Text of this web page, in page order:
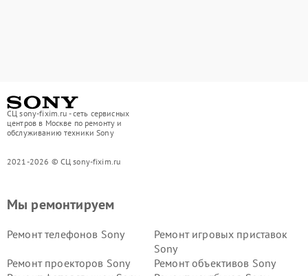
СЦ sony-fixim.ru - сеть сервисных
центров в Москве по ремонту и
обслуживанию техники Sony
2021-2026 © СЦ sony-fixim.ru
Мы ремонтируем
Ремонт телефонов Sony
Ремонт игровых приставок
Sony
Ремонт проекторов Sony
Ремонт объективов Sony